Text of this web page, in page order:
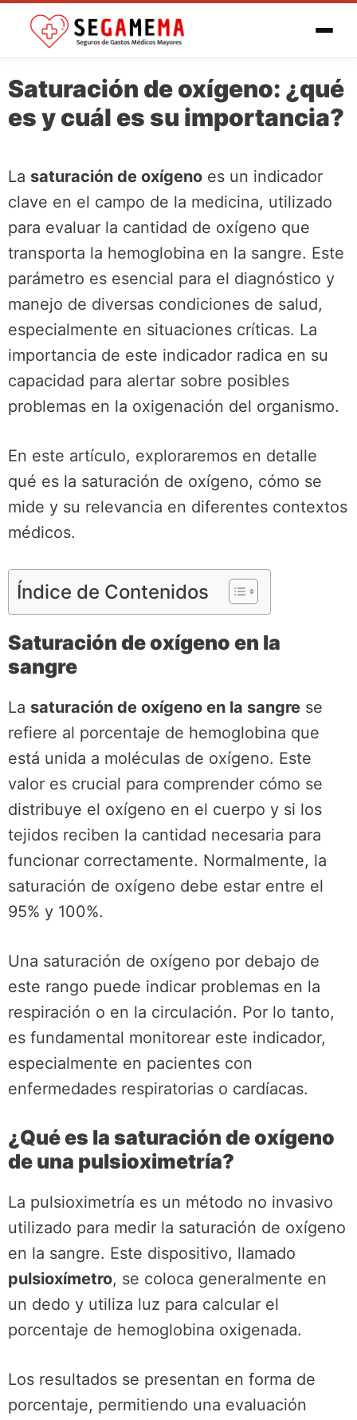
Saturación de oxígeno: ¿qué
es y cuál es su importancia?
La saturación de oxígeno es un indicador
clave en el campo de la medicina, utilizado
para evaluar la cantidad de oxígeno que
transporta la hemoglobina en la sangre. Este
parámetro es esencial para el diagnóstico y
manejo de diversas condiciones de salud,
especialmente en situaciones críticas. La
importancia de este indicador radica en su
capacidad para alertar sobre posibles
problemas en la oxigenación del organismo.
En este artículo, exploraremos en detalle
qué es la saturación de oxígeno, cómo se
mide y su relevancia en diferentes contextos
médicos.
Índice de Contenidos
Saturación de oxígeno en la
sangre
La saturación de oxígeno en la sangre se
refiere al porcentaje de hemoglobina que
está unida a moléculas de oxígeno. Este
valor es crucial para comprender cómo se
distribuye el oxígeno en el cuerpo y si los
tejidos reciben la cantidad necesaria para
funcionar correctamente. Normalmente, la
saturación de oxígeno debe estar entre el
95% y 100%.
Una saturación de oxígeno por debajo de
este rango puede indicar problemas en la
respiración o en la circulación. Por lo tanto,
es fundamental monitorear este indicador,
especialmente en pacientes con
enfermedades respiratorias o cardíacas.
¿Qué es la saturación de oxígeno
de una pulsioximetría?
La pulsioximetría es un método no invasivo
utilizado para medir la saturación de oxígeno
en la sangre. Este dispositivo, llamado
pulsioxímetro, se coloca generalmente en
un dedo y utiliza luz para calcular el
porcentaje de hemoglobina oxigenada.
Los resultados se presentan en forma de
porcentaje, permitiendo una evaluación